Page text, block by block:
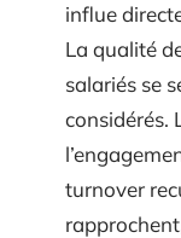
influe
La qualité
salariés se
considérés.
turnover